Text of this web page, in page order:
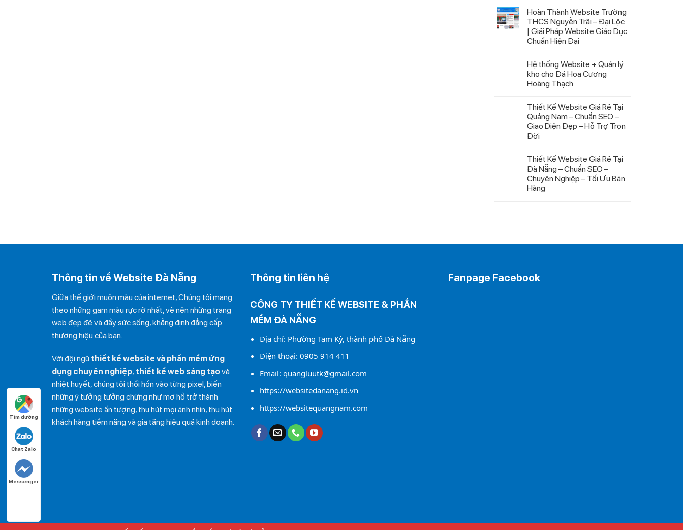
Hoàn Thành Website Trường
THCS Nguyễn Trãi – Đại Lộc
| Giải Pháp Website Giáo Dục
Chuẩn Hiện Đại
Hệ thống Website + Quản lý
kho cho Đá Hoa Cương
Hoàng Thạch
Thiết Kế Website Giá Rẻ Tại
Quảng Nam – Chuẩn SEO –
Giao Diện Đẹp – Hỗ Trợ Trọn
Đời
Thiết Kế Website Giá Rẻ Tại
Đà Nẵng – Chuẩn SEO –
Chuyên Nghiệp – Tối Ưu Bán
Hàng
Thông tin về Website Đà Nẵng
Giữa thế giới muôn màu của internet, Chúng tôi mang
theo những gam màu rực rỡ nhất, vẽ nên những trang
web đẹp đẽ và đầy sức sống, khẳng định đẳng cấp
thương hiệu của bạn.
Với đội ngũ thiết kế website và phần mềm ứng
dụng chuyên nghiệp, thiết kế web sáng tạovà
nhiệt huyết, chúng tôi thổi hồn vào từng pixel, biến
những ý tưởng tưởng chừng như mơ hồ trở thành
những website ấn tượng, thu hút mọi ánh nhìn, thu hút
khách hàng tiềm năng và gia tăng hiệu quả kinh doanh.
Thông tin liên hệ
CÔNG TY THIẾT KẾ WEBSITE & PHẦN
MỀM ĐÀ NẴNG
Địa chỉ: Phường Tam Kỳ, thành phố Đà Nẵng
Điện thoại:0905 914 411
Email: quangluutk@gmail.com
https://websitedanang.id.vn
https://websitequangnam.com
Fanpage Facebook
Tìm đường
Chat Zalo
Messenger